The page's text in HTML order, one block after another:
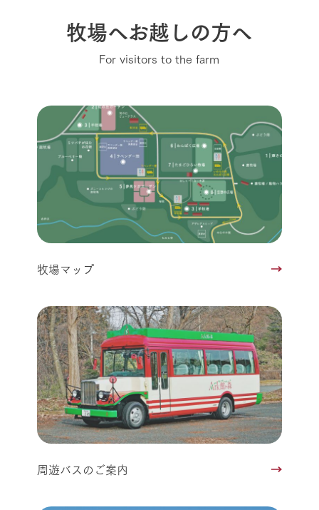
牧場へお越しの方へ
For visitors to the farm
牧場マップ
周遊バスのご案内